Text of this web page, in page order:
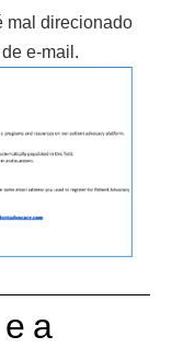
mal direcionado
e-mail.
a